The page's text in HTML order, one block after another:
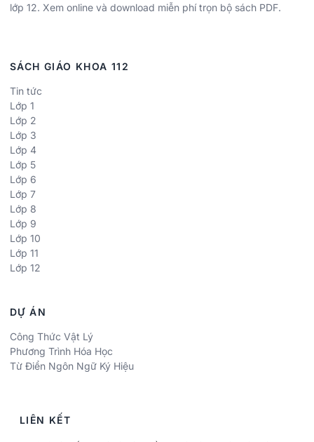
lớp 12. Xem online và download miễn phí trọn bộ sách PDF.
SÁCH GIÁO KHOA 112
Tin tức
Lớp 1
Lớp 2
Lớp 3
Lớp 4
Lớp 5
Lớp 6
Lớp 7
Lớp 8
Lớp 9
Lớp 10
Lớp 11
Lớp 12
DỰ ÁN
Công Thức Vật Lý
Phương Trình Hóa Học
Từ Điển Ngôn Ngữ Ký Hiệu
LIÊN KẾT